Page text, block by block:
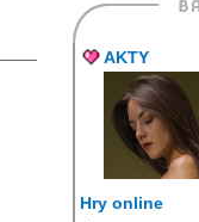
AKTY
Hry online